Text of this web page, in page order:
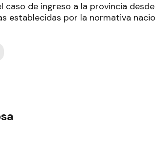
caso de ingreso a la provincia
establecidas por la normativa